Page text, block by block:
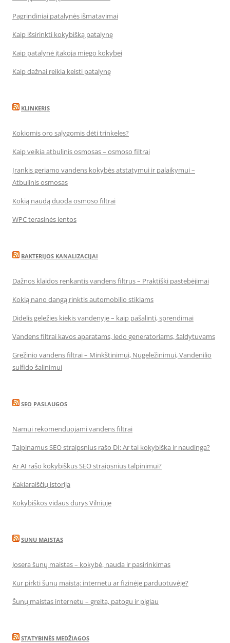
Pagrindiniai patalynės išmatavimai
Kaip išsirinkti kokybišką patalynę
Kaip patalynė įtakoja miego kokybei
Kaip dažnai reikia keisti patalynę
KLINKERIS
Kokiomis oro sąlygomis dėti trinkeles?
Kaip veikia atbulinis osmosas – osmoso filtrai
Įrankis geriamo vandens kokybės atstatymui ir palaikymui –
Atbulinis osmosas
Kokią naudą duoda osmoso filtrai
WPC terasinės lentos
BAKTERIJOS KANALIZACIJAI
Dažnos klaidos renkantis vandens filtrus – Praktiški pastebėjimai
Kokią nano dangą rinktis automobilio stiklams
Didelis geležies kiekis vandenyje – kaip pašalinti, sprendimai
Vandens filtrai kavos aparatams, ledo generatoriams, šaldytuvams
Gręžinio vandens filtrai – Minkštinimui, Nugeležinimui, Vandenilio
sulfido šalinimui
SEO PASLAUGOS
Namui rekomenduojami vandens filtrai
Talpinamus SEO straipsnius rašo DI: Ar tai kokybiška ir naudinga?
Ar AI rašo kokybiškus SEO straipsnius talpinimui?
Kaklaraiščių istorija
Kokybiškos vidaus durys Vilniuje
SUNU MAISTAS
Josera šunų maistas – kokybė, nauda ir pasirinkimas
Kur pirkti šunų maistą: internetu ar fizinėje parduotuvėje?
Šunų maistas internetu – greita, patogu ir pigiau
STATYBINĖS MEDŽIAGOS